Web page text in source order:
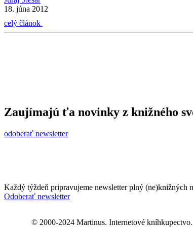
18. júna 2012
celý článok
Zaujímajú ťa novinky z knižného
odoberať newsletter
Každý týždeň pripravujeme newsletter plný (ne)knižných
Odoberať newsletter
© 2000-2024 Martinus. Internetové